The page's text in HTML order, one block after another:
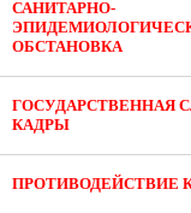
САНИТАРНО-
ОБСТАНОВКА
ГОСУДАРСТВЕННАЯ
КАДРЫ
ПРОТИВОДЕЙСТВИЕ